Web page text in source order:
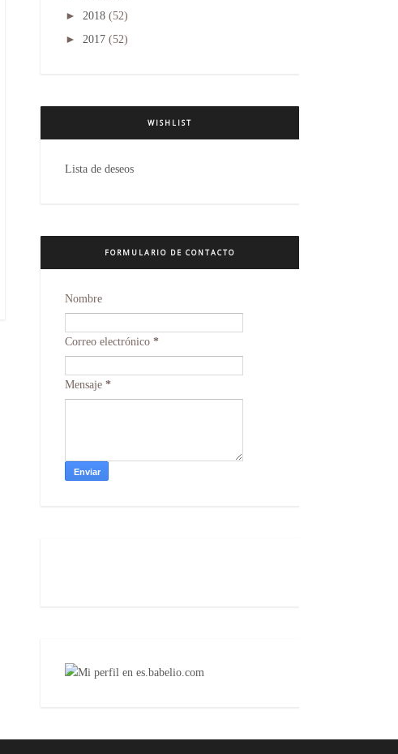
► 2018 (52)
► 2017 (52)
WISHLIST
Lista de deseos
FORMULARIO DE CONTACTO
Nombre
Correo electrónico *
Mensaje *